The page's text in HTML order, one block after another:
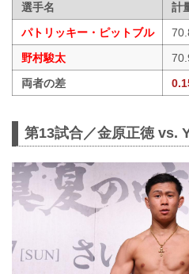
選手名 計
パトリッキー・ピットブル
野村駿太
両者の差
第13試合／金原正徳 vs.